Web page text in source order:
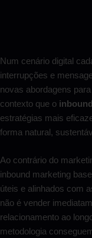
Num cenário digital
interrupções e
novas abordagens
contexto que o
estratégias mais
forma natural,
Ao contrário do
inbound marketing
úteis e alinhados com
não é vender
relacionamento ao
metodologia